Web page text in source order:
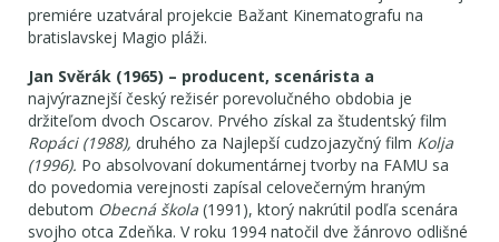
premiére uzatváral projekcie Bažant Kinematografu na
bratislavskej Magio pláži.
Jan Svěrák (1965) – producent, scenárista a
najvýraznejší český režisér porevolučného obdobia je
držiteľom dvoch Oscarov. Prvého získal za študentský film
Ropáci (1988), druhého za Najlepší cudzojazyčný film Kolja
(1996). Po absolvovaní dokumentárnej tvorby na FAMU sa
do povedomia verejnosti zapísal celovečerným hraným
debutom Obecná škola (1991), ktorý nakrútil podľa scenára
svojho otca Zdeňka. V roku 1994 natočil dve žánrovo odlišné